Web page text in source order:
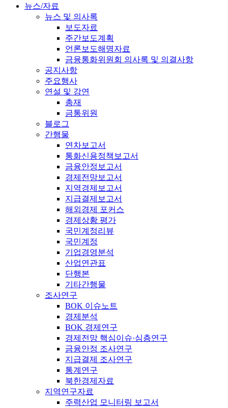
뉴스/자료
뉴스 및 의사록
보도자료
주간보도계획
언론보도해명자료
금융통화위원회 의사록 및 의결사항
공지사항
주요행사
연설 및 강연
총재
금통위원
블로그
간행물
연차보고서
통화신용정책보고서
금융안정보고서
경제전망보고서
지역경제보고서
지급결제보고서
해외경제 포커스
경제상황 평가
국민계정리뷰
국민계정
기업경영분석
산업연관표
단행본
기타간행물
조사연구
BOK 이슈노트
경제분석
BOK 경제연구
경제전망 핵심이슈·심층연구
금융안정 조사연구
지급결제 조사연구
통계연구
북한경제자료
지역연구자료
주력산업 모니터링 보고서